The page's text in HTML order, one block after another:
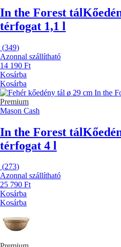
In the Forest tál
térfogat 1,1 l
(349)
Azonnal szállítható
14 190 Ft
Kosárba
Kosárba
Premium
Mason Cash
In the Forest tál
térfogat 4 l
(273)
Azonnal szállítható
25 790 Ft
Kosárba
Kosárba